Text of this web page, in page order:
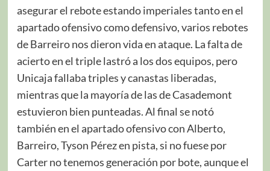
asegurar el rebote estando imperiales tanto en el
apartado ofensivo como defensivo, varios rebotes
de Barreiro nos dieron vida en ataque. La falta de
acierto en el triple lastró a los dos equipos, pero
Unicaja fallaba triples y canastas liberadas,
mientras que la mayoría de las de Casademont
estuvieron bien punteadas. Al final se notó
también en el apartado ofensivo con Alberto,
Barreiro, Tyson Pérez en pista, si no fuese por
Carter no tenemos generación por bote, aunque el